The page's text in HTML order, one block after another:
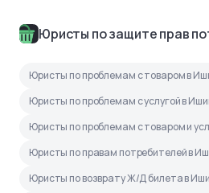
Юристы по защите прав
Юристы по проблемам с товаром в
Юристы по проблемам с услугой в
Юристы по проблемам с товаром и
Юристы по правам потребителей в
Юристы по возврату Ж/Д билета в